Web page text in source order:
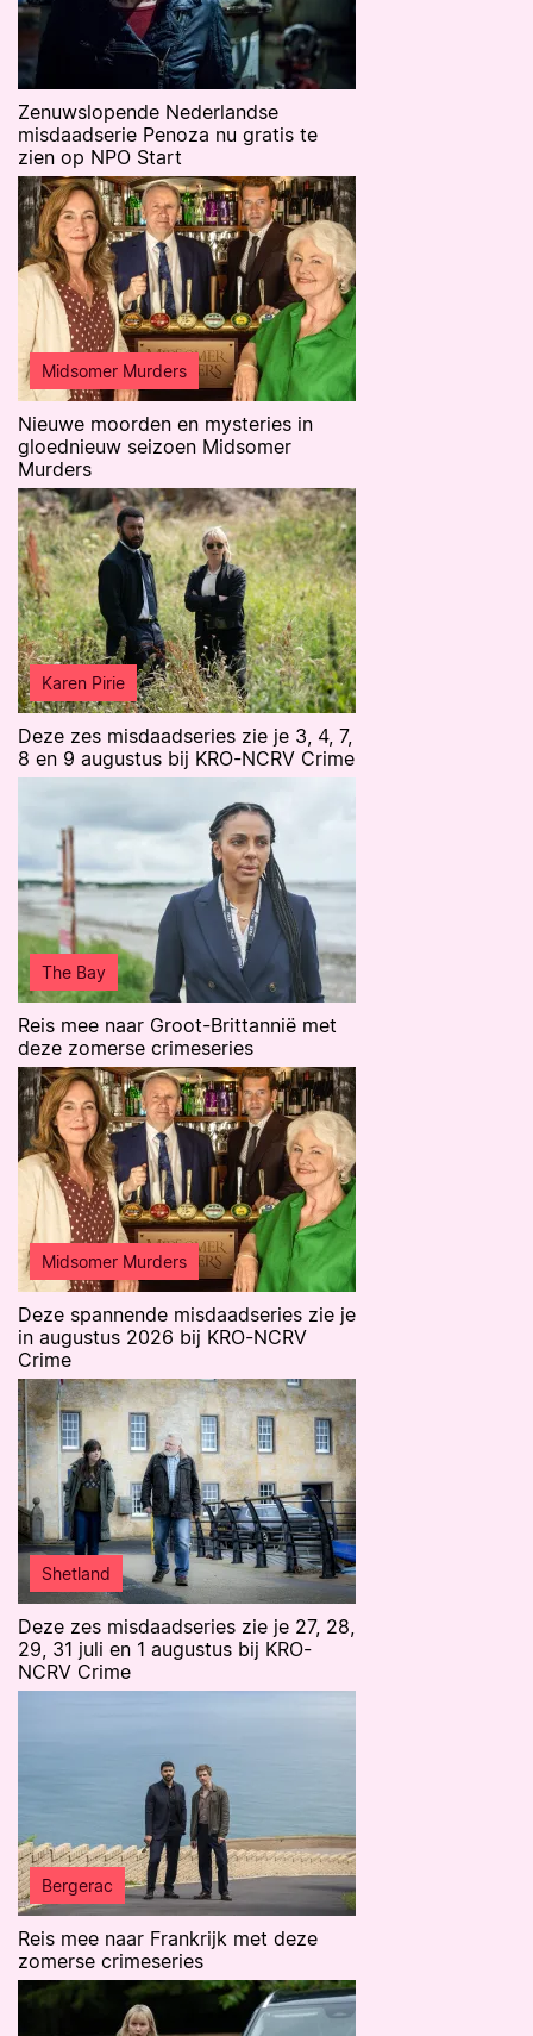
Zenuwslopende Nederlandse
misdaadserie Penoza nu gratis te
zien op NPO Start
Midsomer Murders
Nieuwe moorden en mysteries in
gloednieuw seizoen Midsomer
Murders
Karen Pirie
Deze zes misdaadseries zie je 3, 4, 7,
8 en 9 augustus bij KRO-NCRV Crime
The Bay
Reis mee naar Groot-Brittannië met
deze zomerse crimeseries
Midsomer Murders
Deze spannende misdaadseries zie je
in augustus 2026 bij KRO-NCRV
Crime
Shetland
Deze zes misdaadseries zie je 27, 28,
29, 31 juli en 1 augustus bij KRO-
NCRV Crime
Bergerac
Reis mee naar Frankrijk met deze
zomerse crimeseries